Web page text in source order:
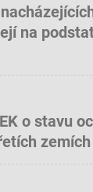
na
o stavu
zemích